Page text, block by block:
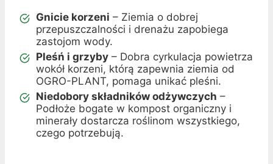
Gnicie korzeni – Ziemia o dobrej
przepuszczalności i drenażu zapobiega
zastojom wody.
Pleśń i grzyby – Dobra cyrkulacja powietrza
wokół korzeni, którą zapewnia ziemia od
OGRO-PLANT, pomaga unikać pleśni.
Niedobory składników odżywczych –
Podłoże bogate w kompost organiczny i
minerały dostarcza roślinom wszystkiego,
czego potrzebują.